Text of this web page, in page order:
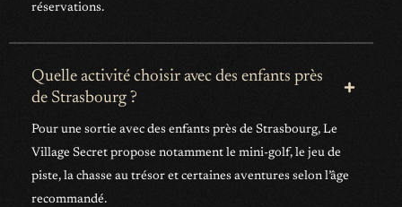
réservations.
Quelle activité choisir avec des enfants près
de Strasbourg ?
Pour une sortie avec des enfants près de Strasbourg, Le
Village Secret propose notamment le mini-golf, le jeu de
piste, la chasse au trésor et certaines aventures selon l’âge
recommandé.